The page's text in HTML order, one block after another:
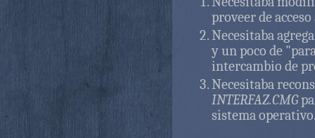
proveer de
Necesitaba
y un poco de
intercambio de
Necesitaba
INTERFAZ.CMG
sistema